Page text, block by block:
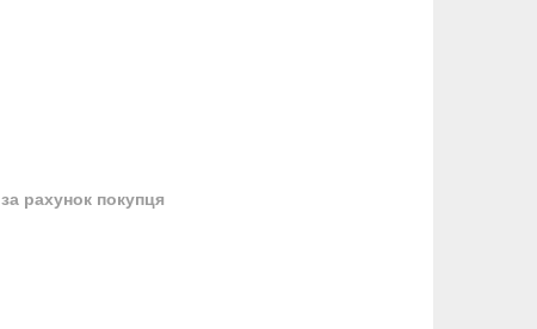
за рахунок покупця